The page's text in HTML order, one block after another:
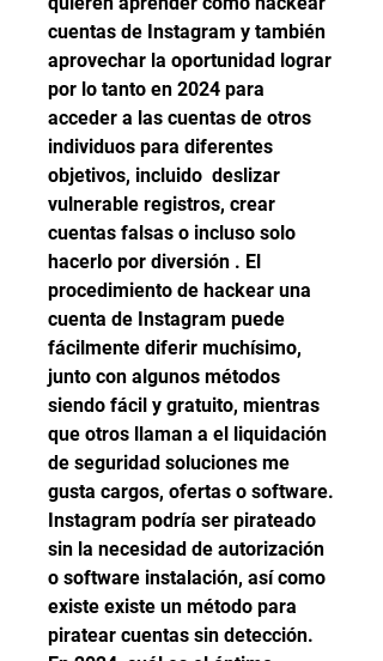
cuentas de Instagram y también
aprovechar la oportunidad lograr
por lo tanto en 2024 para
acceder a las cuentas de otros
individuos para diferentes
objetivos, incluido  deslizar
vulnerable registros, crear
cuentas falsas o incluso solo
hacerlo por diversión . El
procedimiento de hackear una
cuenta de Instagram puede
fácilmente diferir muchísimo,
junto con algunos métodos
siendo fácil y gratuito, mientras
que otros llaman a el liquidación
de seguridad soluciones me
gusta cargos, ofertas o software.
Instagram podría ser pirateado
sin la necesidad de autorización
o software instalación, así como
existe existe un método para
piratear cuentas sin detección.